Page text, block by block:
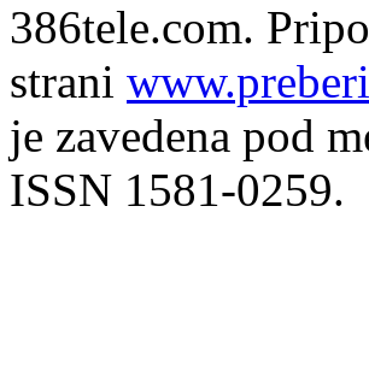
386tele.com.
strani
je zavedena pod
ISSN 1581-0259.